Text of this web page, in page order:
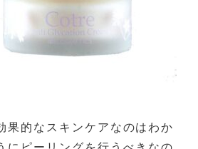
果的なスキンケアなのはわか